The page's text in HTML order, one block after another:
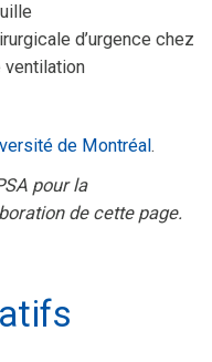
d’urgence chez
ventilation
de Montréal .
pour la
de cette page.